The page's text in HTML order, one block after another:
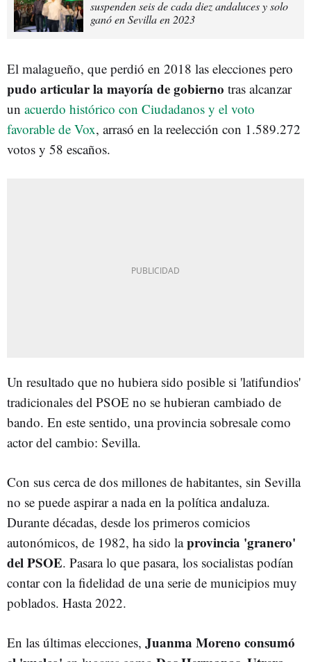
suspenden seis de cada diez andaluces y solo
ganó en Sevilla en 2023
El malagueño, que perdió en 2018 las elecciones pero
pudo articular la mayoría de gobierno tras alcanzar
un acuerdo histórico con Ciudadanos y el voto
favorable de Vox, arrasó en la reelección con 1.589.272
votos y 58 escaños.
Un resultado que no hubiera sido posible si 'latifundios'
tradicionales del PSOE no se hubieran cambiado de
bando. En este sentido, una provincia sobresale como
actor del cambio: Sevilla.
Con sus cerca de dos millones de habitantes, sin Sevilla
no se puede aspirar a nada en la política andaluza.
Durante décadas, desde los primeros comicios
autonómicos, de 1982, ha sido laprovincia 'granero'
del PSOE. Pasara lo que pasara, los socialistas podían
contar con la fidelidad de una serie de municipios muy
poblados. Hasta 2022.
En las últimas elecciones, Juanma Moreno consumó